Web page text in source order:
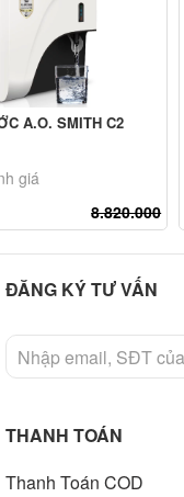
A.O. SMITH C2
5 dựa trên
giá
8.820.000
ĐĂNG KÝ TƯ VẤN
THANH TOÁN
Thanh Toán COD